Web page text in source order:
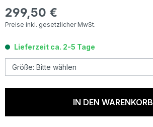
Regulärer Preis:
299,50 €
Preise inkl. gesetzlicher MwSt.
Lieferzeit ca. 2-5 Tage
IN DEN WARENKORB